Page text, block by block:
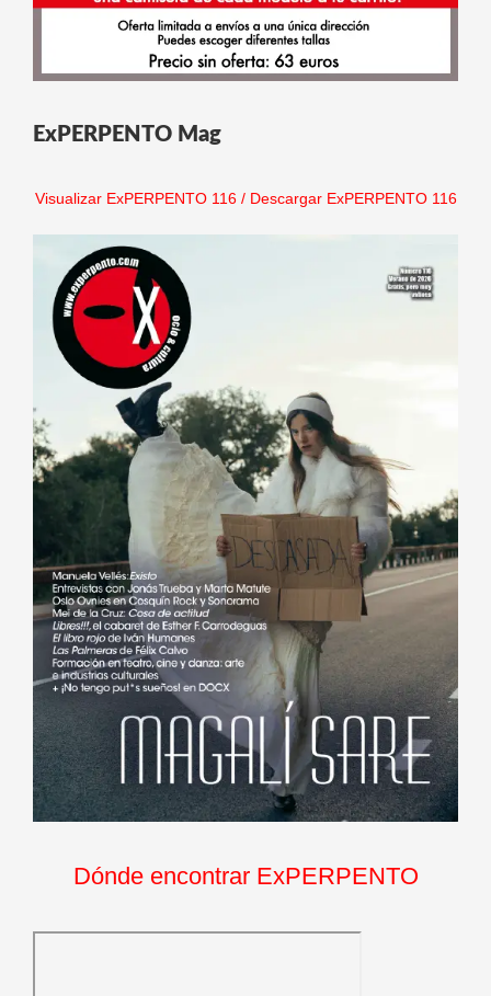
ExPERPENTO Mag
Visualizar ExPERPENTO 116/ Descargar ExPERPENTO 116
Dónde encontrar ExPERPENTO